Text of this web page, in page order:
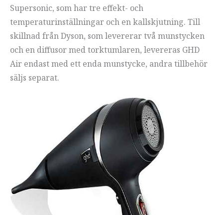
Supersonic, som har tre effekt- och
temperaturinställningar och en kallskjutning. Till
skillnad från Dyson, som levererar två munstycken
och en diffusor med torktumlaren, levereras GHD
Air endast med ett enda munstycke, andra tillbehör
säljs separat.